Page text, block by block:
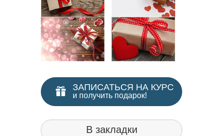
ЗАПИСАТЬСЯ НА КУРС
и получить подарок!
В закладки